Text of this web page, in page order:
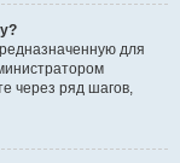
для
через ряд шагов,